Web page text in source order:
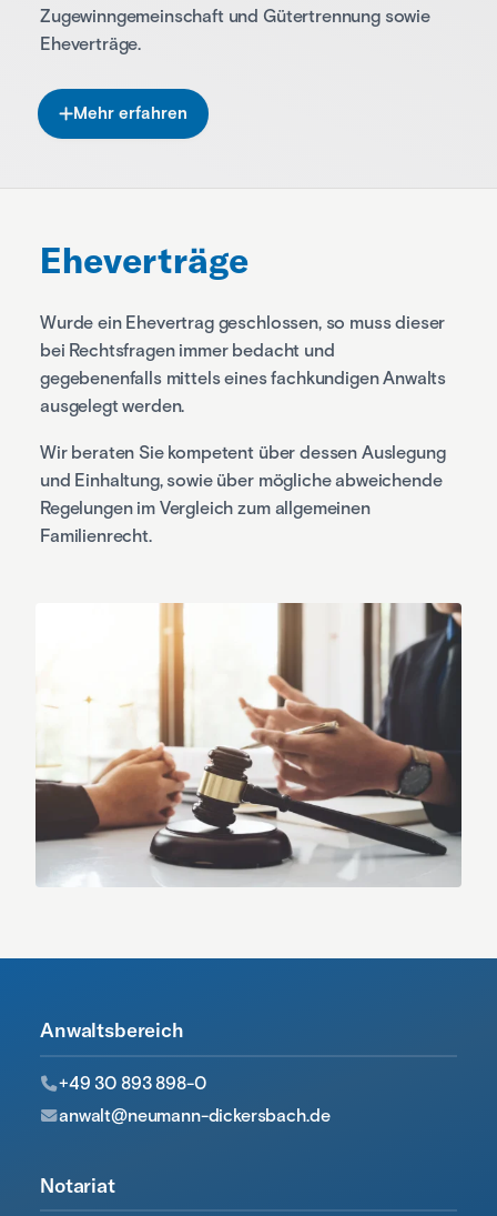
Zugewinngemeinschaft und Gütertrennung sowie
Eheverträge.
Mehr erfahren
Eheverträge
Wurde ein Ehevertrag geschlossen, so muss dieser
bei Rechtsfragen immer bedacht und
gegebenenfalls mittels eines fachkundigen Anwalts
ausgelegt werden.
Wir beraten Sie kompetent über dessen Auslegung
und Einhaltung, sowie über mögliche abweichende
Regelungen im Vergleich zum allgemeinen
Familienrecht.
Anwaltsbereich
+49 30 893 898-0
anwalt@neumann-dickersbach.de
Notariat